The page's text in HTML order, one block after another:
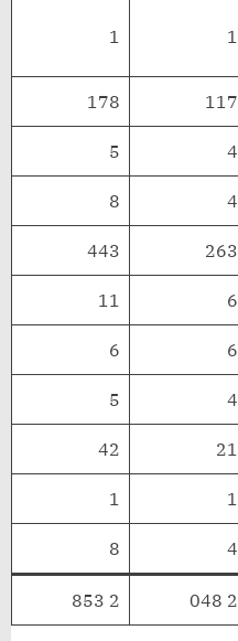
1
1
117
178
4
5
4
8
263
443
6
11
6
6
4
5
21
42
1
1
4
8
2 048
2 853